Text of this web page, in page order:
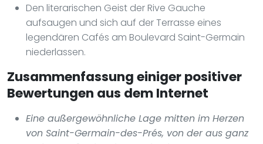
Den literarischen Geist der Rive Gauche
aufsaugen und sich auf der Terrasse eines
legendären Cafés am Boulevard Saint-Germain
niederlassen.
Zusammenfassung einiger positiver
Bewertungen aus dem Internet
Eine außergewöhnliche Lage mitten im Herzen
von Saint-Germain-des-Prés, von der aus ganz